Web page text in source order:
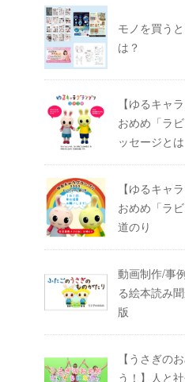
モノを買う
は？
【ゆるキャ
おめめ「ラ
ッセージとは
【ゆるキャ
おめめ「ラ
道のり
動画制作/事
る絵本読み
版
【うさぎの
う！】人と